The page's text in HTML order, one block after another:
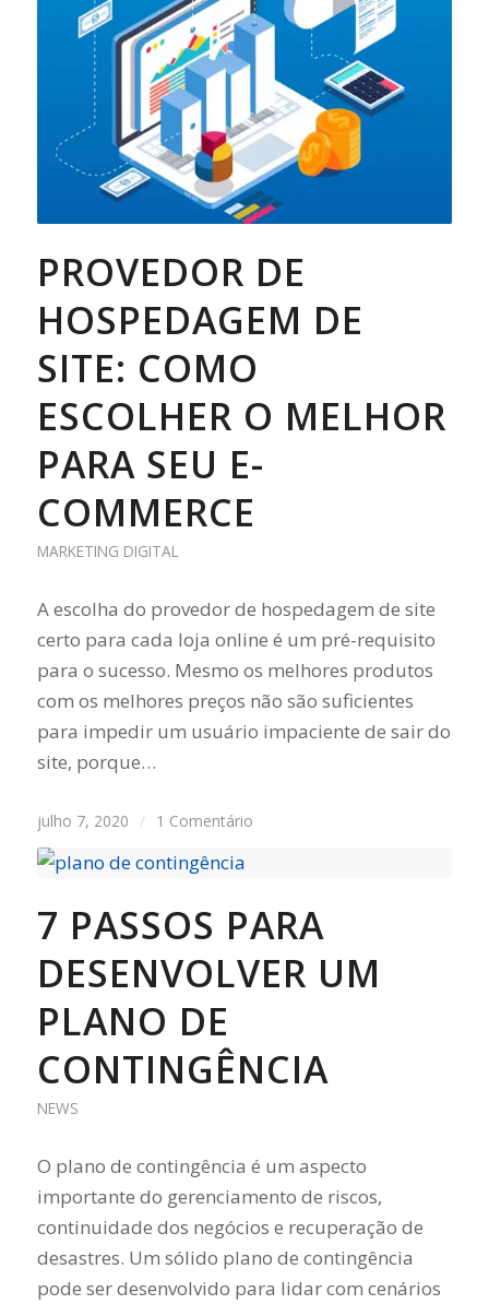
PROVEDOR DE
HOSPEDAGEM DE
SITE: COMO
ESCOLHER O MELHOR
PARA SEU E-
COMMERCE
MARKETING DIGITAL
A escolha do provedor de hospedagem de site
certo para cada loja online é um pré-requisito
para o sucesso. Mesmo os melhores produtos
com os melhores preços não são suficientes
para impedir um usuário impaciente de sair do
site, porque…
julho 7, 2020 / 1 Comentário
7 PASSOS PARA
DESENVOLVER UM
PLANO DE
CONTINGÊNCIA
NEWS
O plano de contingência é um aspecto
importante do gerenciamento de riscos,
continuidade dos negócios e recuperação de
desastres. Um sólido plano de contingência
pode ser desenvolvido para lidar com cenários